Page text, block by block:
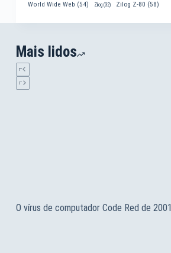
World Wide Web (54) Zilog(32) Zilog Z-80 (58)
Mais lidos
O vírus de computador Code Red de 2001